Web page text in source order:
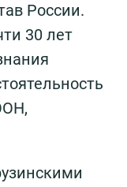
России.
30 лет